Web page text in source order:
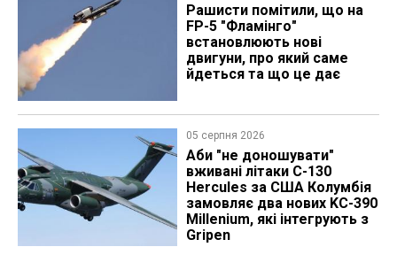
Рашисти помітили, що на
FP-5 "Фламінго"
встановлюють нові
двигуни, про який саме
йдеться та що це дає
05 серпня 2026
Аби "не доношувати"
вживані літаки C-130
Hercules за США Колумбія
замовляє два нових KC-390
Millenium, які інтегрують з
Gripen